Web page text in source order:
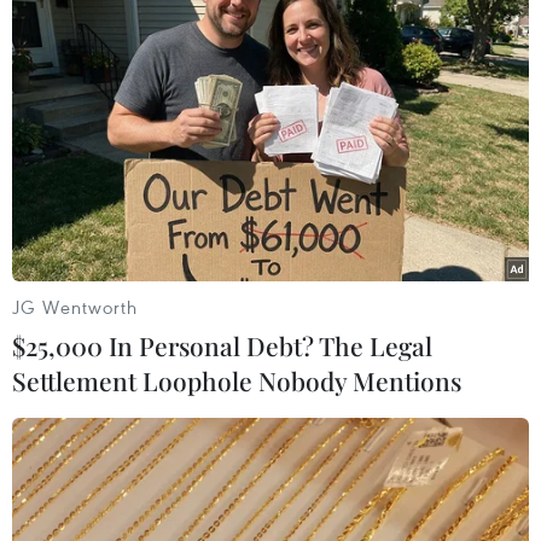
Huy Đồng (Vietnam+)
#Ngoại hạng Anh #Chelsea #MU
#Vô địch
JG Wentworth
$25,000 In Personal Debt? The Legal
Settlement Loophole Nobody Mentions